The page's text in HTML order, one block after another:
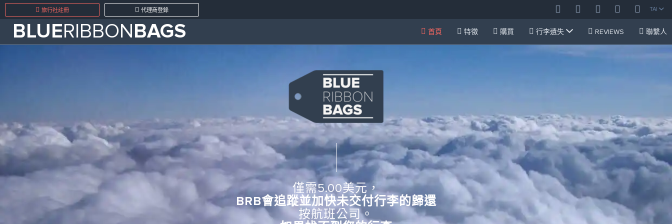
旅行社註冊 代理商登錄 TAI
BLUERIBBONBAGS 首頁 特徵 購買 行李遺失 REVIEWS 聯繫人
僅需5.00美元，
BRB會追蹤並加快未交付行李的歸還
按航班公司。